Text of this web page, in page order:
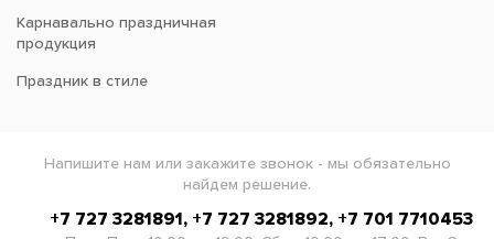
Карнавально праздничная
продукция
Праздник в стиле
Напишите нам или закажите звонок - мы обязательно
найдем решение.
+7 727 3281891, +7 727 3281892, +7 701 7710453